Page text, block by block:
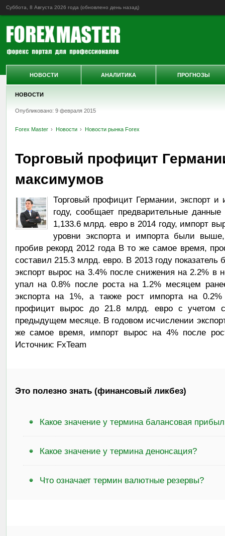
Суббота, 8 Августа 2026 года (обновлено день назад)
НОВОСТИ
Опубликовано: 9 февраля 2015
Forex Master Новости Новости рынка Forex
Торговый профицит
максимумов
Торговый профицит Германии, экспорт
году, сообщает предварительные
1,133.6 млрд. евро в 2014 году, импорт
уровни экспорта и импорта были
пробив рекорд 2012 года В то же самое время,
составил 215.3 млрд. евро. В 2013 году
экспорт вырос на 3.4% после снижения на 2.2%
упал на 0.8% после роста на 1.2% месяцем
экспорта на 1%, а также рост импорта на
профицит вырос до 21.8 млрд. евро с учетом
предыдущем месяце. В годовом исчислении
же самое время, импорт вырос на 4% после
Источник: FxTeam
Это полезно знать (финансовый ликбез)
Какое значение у термина балансовая
Какое значение у термина денонсация?
Что означает термин валютные резервы?
НОВОСТИ АНАЛИТИКА ПРОГНОЗЫ